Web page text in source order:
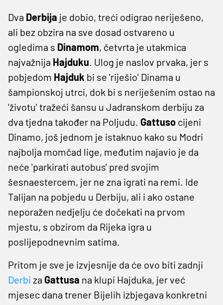
Dva Derbija je dobio, treći odigrao neriješeno,
ali bez obzira na sve dosad ostvareno u
ogledima s Dinamom, četvrta je utakmica
najvažnija Hajduku. Ulog je naslov prvaka, jer s
pobjedom Hajduk bi se 'riješio' Dinama u
šampionskoj utrci, dok bi s neriješenim ostao na
'životu' tražeći šansu u Jadranskom derbiju za
dva tjedna također na Poljudu. Gattuso cijeni
Dinamo, još jednom je istaknuo kako su Modri
najbolja momčad lige, međutim najavio je da
neće 'parkirati autobus' pred svojim
šesnaestercem, jer ne zna igrati na remi. Ide
Talijan na pobjedu u Derbiju, ali i ako ostane
neporažen nedjelju će dočekati na prvom
mjestu, s obzirom da Rijeka igra u
poslijepodnevnim satima.
Pritom je sve je izvjesnije da će ovo biti zadnji
Derbi za Gattusa na klupi Hajduka, jer već
mjesec dana trener Bijelih izbjegava konkretni